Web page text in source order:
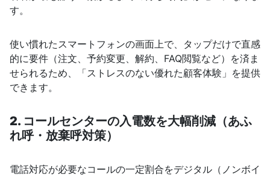
す。
使い慣れたスマートフォンの画面上で、タップだけで直感
的に要件（注文、予約変更、解約、FAQ閲覧など）を済ま
せられるため、「ストレスのない優れた顧客体験」を提供
できます。
2. コールセンターの入電数を大幅削減（あふ
れ呼・放棄呼対策）
電話対応が必要なコールの一定割合をデジタル（ノンボイ